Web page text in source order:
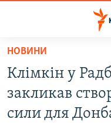
Перейти
основного
матеріалу
до
ВІДЕО ТА ФОТО
НОВИНИ
Клімкін у
закликав
сили для